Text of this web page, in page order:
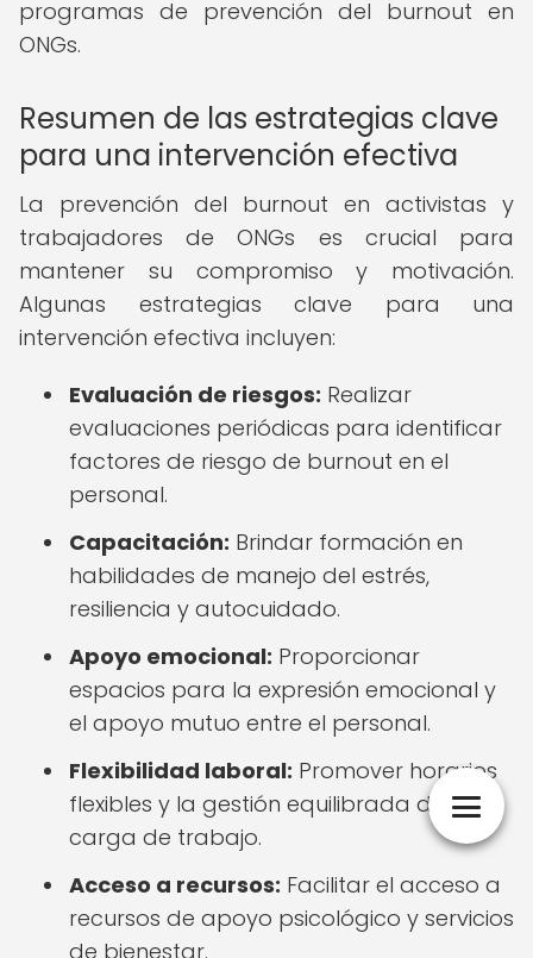
programas de prevención del burnout en
ONGs.
Resumen de las estrategias clave
para una intervención efectiva
La prevención del burnout en activistas y
trabajadores de ONGs es crucial para
mantener su compromiso y motivación.
Algunas estrategias clave para una
intervención efectiva incluyen:
Evaluación de riesgos: Realizar
evaluaciones periódicas para identificar
factores de riesgo de burnout en el
personal.
Capacitación: Brindar formación en
habilidades de manejo del estrés,
resiliencia y autocuidado.
Apoyo emocional: Proporcionar
espacios para la expresión emocional y
el apoyo mutuo entre el personal.
Flexibilidad laboral: Promover horarios
flexibles y la gestión equilibrada de la
carga de trabajo.
Acceso a recursos: Facilitar el acceso a
recursos de apoyo psicológico y servicios
de bienestar.